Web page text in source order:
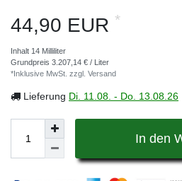
44,90 EUR *
Inhalt 14 Milliliter
Grundpreis 3.207,14 € / Liter
*Inklusive MwSt. zzgl. Versand
Lieferung Di. 11.08. - Do. 13.08.26
In den